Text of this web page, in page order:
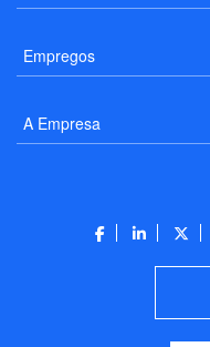
Empregos
A Empresa